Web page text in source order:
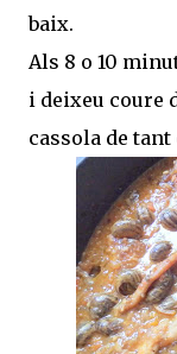
baix.
Als 8 o 10
i deixeu coure
cassola de tant